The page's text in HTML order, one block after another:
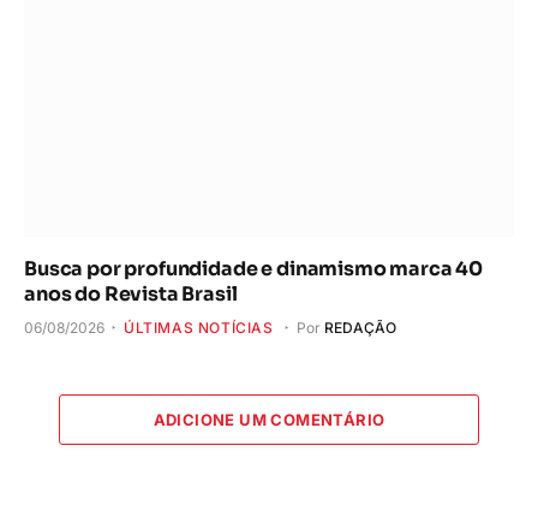
Busca por profundidade e dinamismo marca 40
anos do Revista Brasil
06/08/2026 ÚLTIMAS NOTÍCIAS Por REDAÇÃO
ADICIONE UM COMENTÁRIO